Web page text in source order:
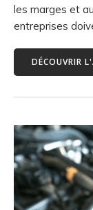
les marges et
entreprises
DÉCOUVRIR